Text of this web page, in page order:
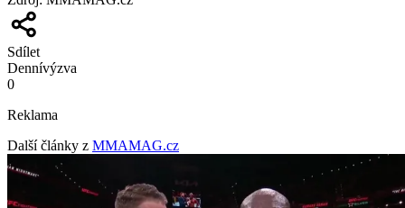
Sdílet
Dennívýzva
0
Reklama
Další články z MMAMAG.cz